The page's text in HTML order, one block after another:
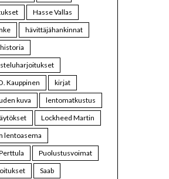
Hasse Vallas
hävittäjähankinnat
Kauppinen
kirjat
kuva
lentomatkustus
Lockheed Martin
lentoasema
Puolustusvoimat
Saab